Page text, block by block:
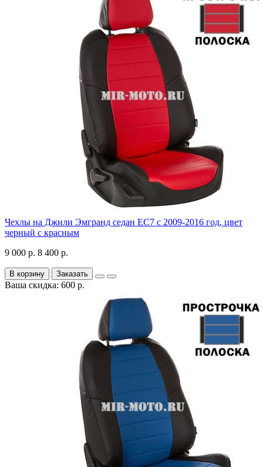
Чехлы на Джили Эмгранд седан ЕС7 с 2009-2016 год, цвет
черный с красным
9 000 р. 8 400 р.
В корзину Заказать
Ваша скидка: 600 р.